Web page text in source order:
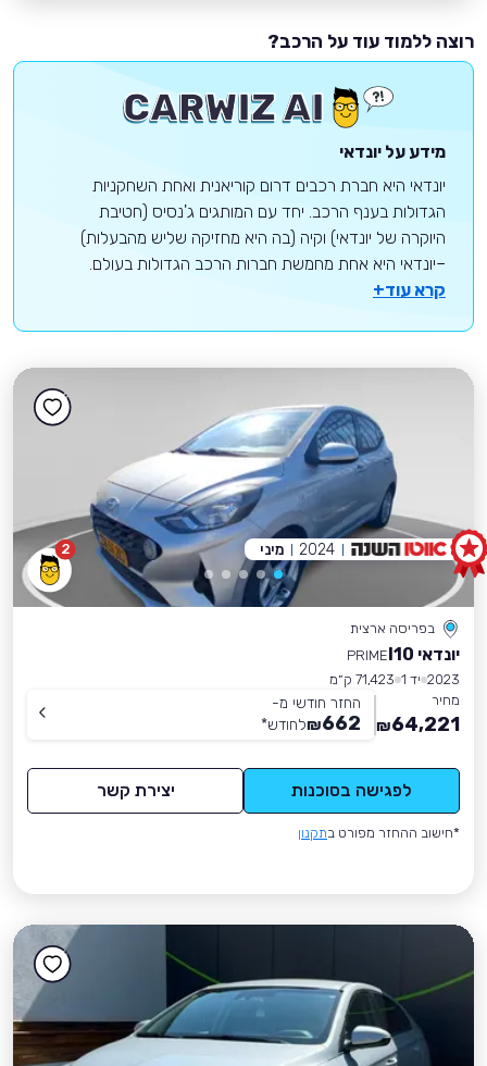
רוצה ללמוד עוד על הרכב?
מידע על יונדאי
יונדאי היא חברת רכבים דרום קוריאנית ואחת השחקניות
הגדולות בענף הרכב. יחד עם המותגים ג'נסיס (חטיבת
היוקרה של יונדאי) וקיה (בה היא מחזיקה שליש מהבעלות)
–יונדאי היא אחת מחמשת חברות הרכב הגדולות בעולם.
קרא עוד+
2
בפריסה ארצית
יונדאי I10
PRIME
2023 יד 1
71,423 ק״מ
מחיר
64,221
₪
החזר חודשי מ-
662
₪לחודש*
לפגישה בסוכנות יצירת קשר
*חישוב ההחזר מפורט בתקנון
2024 מיני